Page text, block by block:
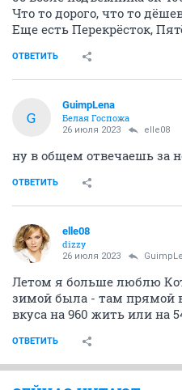
Что то дорого, что то
Еще есть Перекрёсток,
ОТВЕТИТЬ
G
GuimpLena
Белая Госпожа
26 июля 2023 elle08
ну в общем отвечаешь за
ОТВЕТИТЬ
elle08
dizzy
26 июля 2023
Летом я больше люблю
зимой была - там прямой
вкуса на 960 жить или на
ОТВЕТИТЬ